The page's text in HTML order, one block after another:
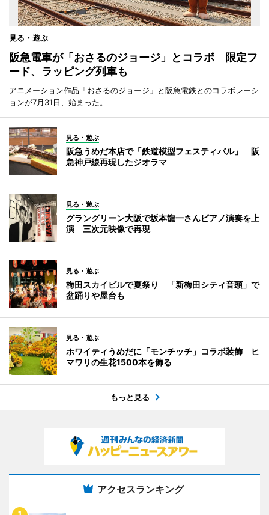
見る・遊ぶ
阪急電車が「おさるのジョージ」とコラボ 限定フ
ード、ラッピング列車も
アニメーション作品「おさるのジョージ」と阪急電鉄とのコラボレーシ
ョンが7月31日、始まった。
見る・遊ぶ
阪急うめだ本店で「鉄道模型フェスティバル」 阪
急神戸線再現したジオラマ
見る・遊ぶ
グラングリーン大阪で坂本龍一さんピアノ演奏を上
演 三次元映像で再現
見る・遊ぶ
梅田スカイビルで夏祭り 「新梅田シティ音頭」で
盆踊りや屋台も
見る・遊ぶ
ホワイティうめだに「モンチッチ」コラボ装飾 ヒ
マワリの生花1500本を飾る
もっと見る
アクセスランキング